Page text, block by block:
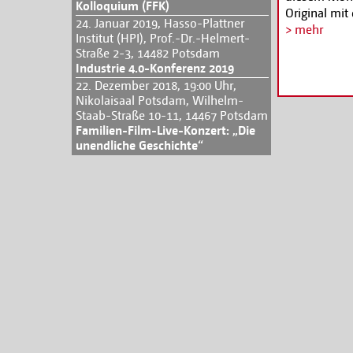
Kolloquium (FFK)
24. Januar 2019, Hasso-Plattner
Institut (HPI), Prof.-Dr.-Helmert-
Straße 2-3, 14482 Potsdam
Industrie 4.0-Konferenz 2019
22. Dezember 2018, 19:00 Uhr,
Nikolaisaal Potsdam, Wilhelm-
Staab-Straße 10-11, 14467 Potsdam
Familien-Film-Live-Konzert: „Die
unendliche Geschichte“
Original mit
> mehr